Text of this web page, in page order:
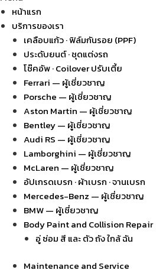
หน้าแรก
บริการของเรา
เคลือบแก้ว · ฟิล์มกันรอย (PPF)
ประดับยนต์ · ชุดแต่งรถ
โช๊คอัพ · Coilover ปรับเตี้ย
Ferrari — ผู้เชี่ยวชาญ
Porsche — ผู้เชี่ยวชาญ
Aston Martin — ผู้เชี่ยวชาญ
Bentley — ผู้เชี่ยวชาญ
Audi RS — ผู้เชี่ยวชาญ
Lamborghini — ผู้เชี่ยวชาญ
McLaren — ผู้เชี่ยวชาญ
อัปเกรดเบรก · ผ้าเบรก · จานเบรก
Mercedes-Benz — ผู้เชี่ยวชาญ
BMW — ผู้เชี่ยวชาญ
Body Paint and Collision Repair
อู่ ซ่อม สี และ ตัว ถัง ใกล้ ฉัน
Maintenance and Service